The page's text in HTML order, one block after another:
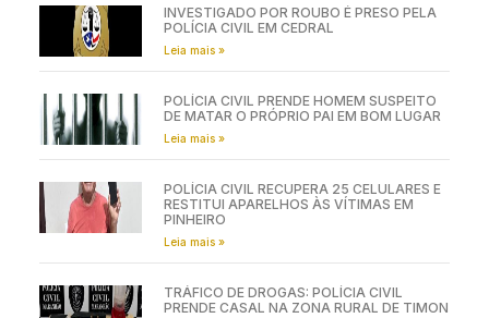
INVESTIGADO POR ROUBO É PRESO PELA
POLÍCIA CIVIL EM CEDRAL
Leia mais »
POLÍCIA CIVIL PRENDE HOMEM SUSPEITO
DE MATAR O PRÓPRIO PAI EM BOM LUGAR
Leia mais »
POLÍCIA CIVIL RECUPERA 25 CELULARES E
RESTITUI APARELHOS ÀS VÍTIMAS EM
PINHEIRO
Leia mais »
TRÁFICO DE DROGAS: POLÍCIA CIVIL
PRENDE CASAL NA ZONA RURAL DE TIMON